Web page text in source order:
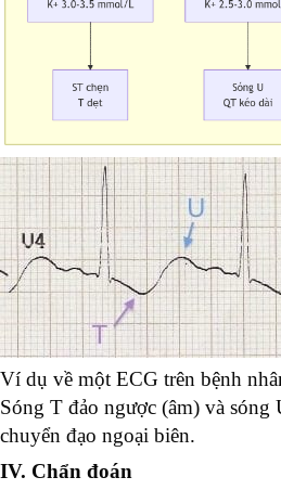
Ví dụ về một ECG trên bệnh
Sóng T đảo ngược (âm) và sóng
chuyển đạo ngoại biên.
IV. Chẩn đoán